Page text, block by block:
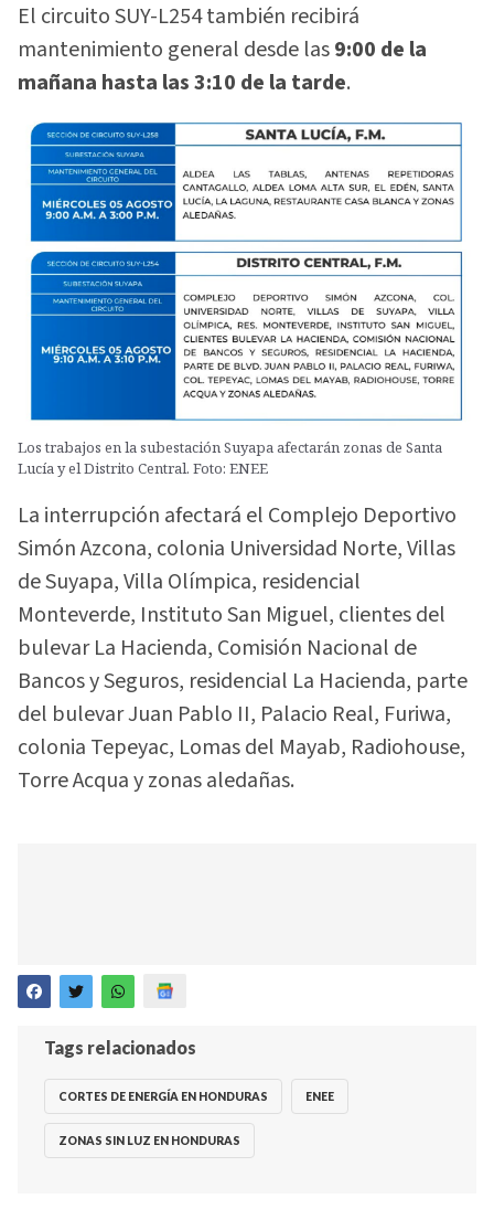
El circuito SUY-L254 también recibirá
mantenimiento general desde las9:00 de la
mañana hasta las 3:10 de la tarde.
Los trabajos en la subestación Suyapa afectarán zonas de Santa
Lucía y el Distrito Central. Foto: ENEE
La interrupción afectará el Complejo Deportivo
Simón Azcona, colonia Universidad Norte, Villas
de Suyapa, Villa Olímpica, residencial
Monteverde, Instituto San Miguel, clientes del
bulevar La Hacienda, Comisión Nacional de
Bancos y Seguros, residencial La Hacienda, parte
del bulevar Juan Pablo II, Palacio Real, Furiwa,
colonia Tepeyac, Lomas del Mayab, Radiohouse,
Torre Acqua y zonas aledañas.
Tags relacionados
CORTES DE ENERGÍA EN HONDURAS ENEE
ZONAS SIN LUZ EN HONDURAS